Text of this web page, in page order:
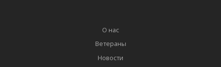
О нас
Ветераны
Новости